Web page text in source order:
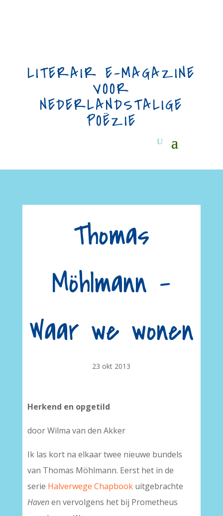
LITERAIR E-MAGAZINE
VOOR
NEDERLANDSTALIGE
POËZIE
Thomas
Möhlmann –
Waar we wonen
23 okt 2013
Herkend en opgetild
door Wilma van den Akker
Ik las kort na elkaar twee nieuwe bundels
van Thomas Möhlmann. Eerst het in de
serie Halverwege Chapbookuitgebrachte
Havenen vervolgens het bij Prometheus